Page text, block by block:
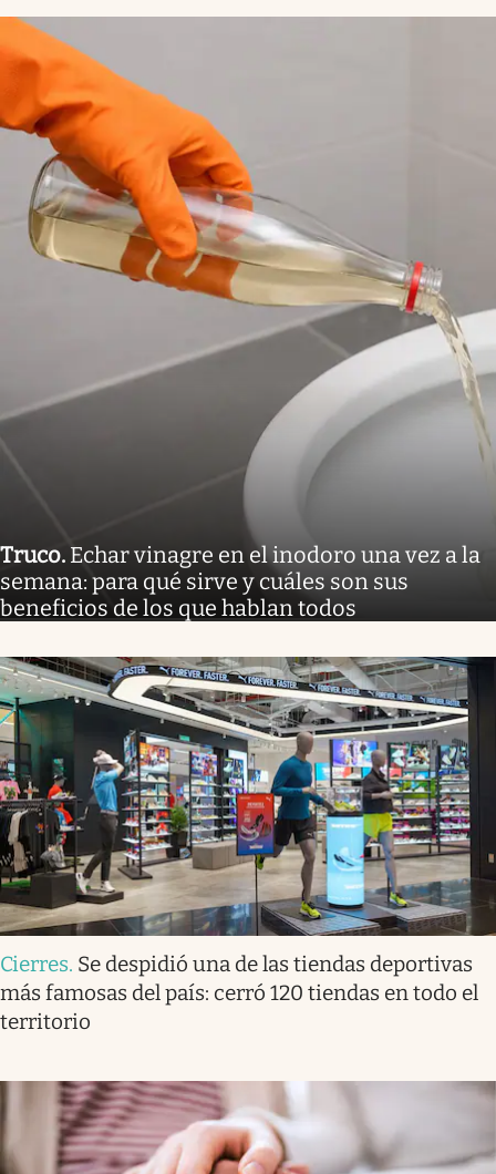
Truco. Echar vinagre en el inodoro una vez a la
semana: para qué sirve y cuáles son sus
beneficios de los que hablan todos
Cierres. Se despidió una de las tiendas deportivas
más famosas del país: cerró 120 tiendas en todo el
territorio